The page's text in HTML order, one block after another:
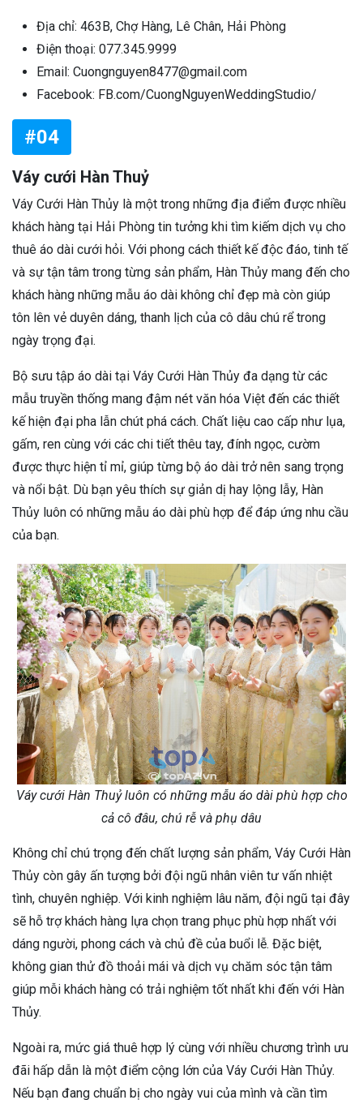
Địa chỉ: 463B, Chợ Hàng, Lê Chân, Hải Phòng
Điện thoại: 077.345.9999
Email: Cuongnguyen8477@gmail.com
Facebook: FB.com/CuongNguyenWeddingStudio/
#04
Váy cưới Hàn Thuỷ
Váy Cưới Hàn Thủy là một trong những địa điểm được nhiều
khách hàng tại Hải Phòng tin tưởng khi tìm kiếm dịch vụ cho
thuê áo dài cưới hỏi. Với phong cách thiết kế độc đáo, tinh tế
và sự tận tâm trong từng sản phẩm, Hàn Thủy mang đến cho
khách hàng những mẫu áo dài không chỉ đẹp mà còn giúp
tôn lên vẻ duyên dáng, thanh lịch của cô dâu chú rể trong
ngày trọng đại.
Bộ sưu tập áo dài tại Váy Cưới Hàn Thủy đa dạng từ các
mẫu truyền thống mang đậm nét văn hóa Việt đến các thiết
kế hiện đại pha lẫn chút phá cách. Chất liệu cao cấp như lụa,
gấm, ren cùng với các chi tiết thêu tay, đính ngọc, cườm
được thực hiện tỉ mỉ, giúp từng bộ áo dài trở nên sang trọng
và nổi bật. Dù bạn yêu thích sự giản dị hay lộng lẫy, Hàn
Thủy luôn có những mẫu áo dài phù hợp để đáp ứng nhu cầu
của bạn.
Váy cưới Hàn Thuỷ luôn có những mẫu áo dài phù hợp cho
cả cô đâu, chú rễ và phụ dâu
Không chỉ chú trọng đến chất lượng sản phẩm, Váy Cưới Hàn
Thủy còn gây ấn tượng bởi đội ngũ nhân viên tư vấn nhiệt
tình, chuyên nghiệp. Với kinh nghiệm lâu năm, đội ngũ tại đây
sẽ hỗ trợ khách hàng lựa chọn trang phục phù hợp nhất với
dáng người, phong cách và chủ đề của buổi lễ. Đặc biệt,
không gian thử đồ thoải mái và dịch vụ chăm sóc tận tâm
giúp mỗi khách hàng có trải nghiệm tốt nhất khi đến với Hàn
Thủy.
Ngoài ra, mức giá thuê hợp lý cùng với nhiều chương trình ưu
đãi hấp dẫn là một điểm cộng lớn của Váy Cưới Hàn Thủy.
Nếu bạn đang chuẩn bị cho ngày vui của mình và cần tìm